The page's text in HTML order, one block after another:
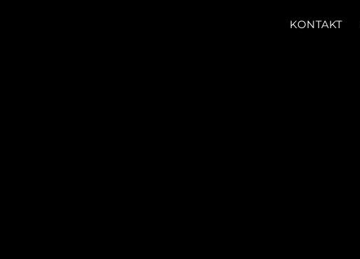
KONTAKT